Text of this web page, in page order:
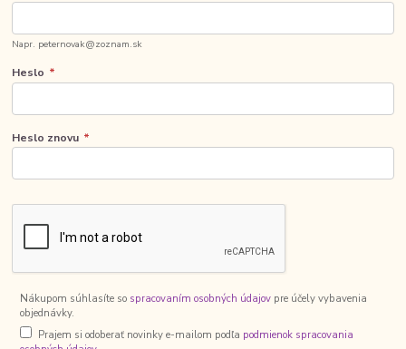
Napr. peternovak@zoznam.sk
Heslo *
Heslo znovu *
Nákupom súhlasíte so spracovaním osobných údajovpre účely vybavenia
objednávky.
Prajem si odoberať novinky e-mailom podľa podmienok spracovania